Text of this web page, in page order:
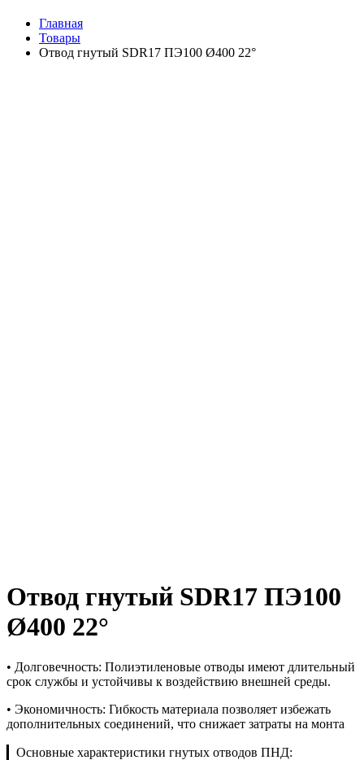
Главная
Товары
Отвод гнутый SDR17 ПЭ100 Ø400 22°
Отвод гнутый SDR17 ПЭ100
Ø400 22°
• Долговечность: Полиэтиленовые отводы имеют длительный
срок службы и устойчивы к воздействию внешней среды.
• Экономичность: Гибкость материала позволяет избежать
дополнительных соединений, что снижает затраты на монта
▎Основные характеристики гнутых отводов ПНД: